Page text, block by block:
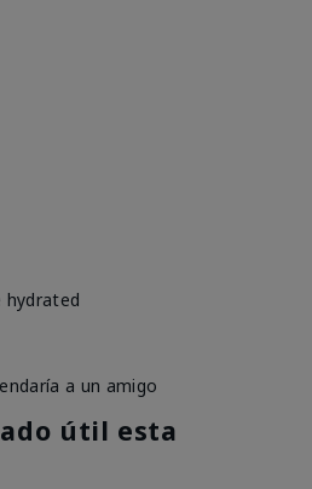
hydrated
a un amigo
útil esta